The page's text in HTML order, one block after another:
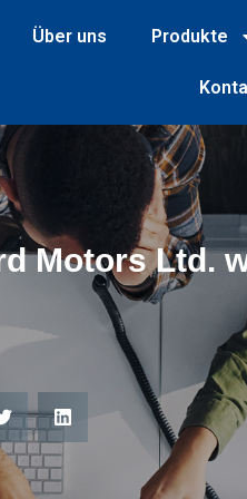
Über uns Produkte
Motors Ltd.